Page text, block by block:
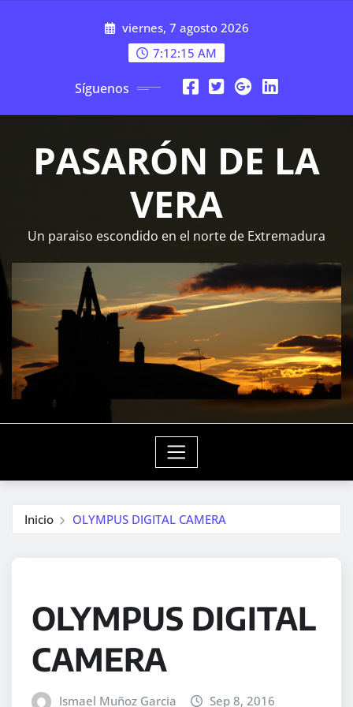
viernes, 7 agosto 2026
7:12:16 AM
Síguenos
PASARÓN DE LA
VERA
Un paraiso escondido en el norte de Extremadura
Inicio OLYMPUS DIGITAL CAMERA
OLYMPUS DIGITAL
CAMERA
Ismael Muñoz Garcia Sep 8, 2016